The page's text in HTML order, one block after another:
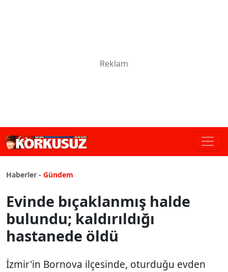
Haberler - Gündem
Evinde bıçaklanmış halde
bulundu; kaldırıldığı
hastanede öldü
İzmir'in Bornova ilçesinde, oturduğu evden